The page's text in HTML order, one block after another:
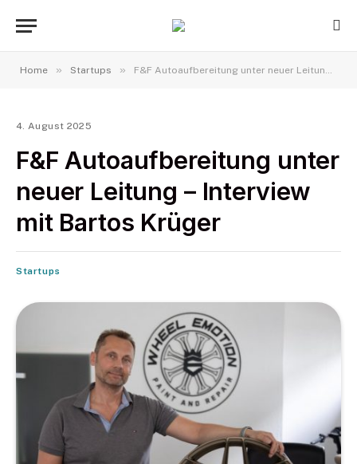
Home » Startups » F&F Autoaufbereitung unter neuer Leitung – Interview mit Bartos Krüger
4. August 2025
F&F Autoaufbereitung unter
neuer Leitung – Interview
mit Bartos Krüger
Startups